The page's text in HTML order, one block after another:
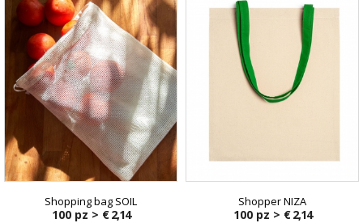
Shopping bag SOIL
100 pz > € 2,14
Shopper NIZA
100 pz > € 2,14